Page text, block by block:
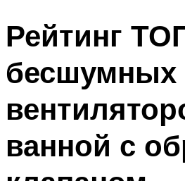
Рейтинг
бесшумных
ванной с